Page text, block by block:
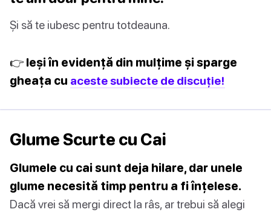
Și să te iubesc pentru totdeauna.
👉 Ieși în evidență din mulțime și sparge
gheața cu aceste subiecte de discuție!
Glume Scurte cu Cai
Glumele cu cai sunt deja hilare, dar unele
glume necesită timp pentru a fi înțelese.
Dacă vrei să mergi direct la râs, ar trebui să alegi